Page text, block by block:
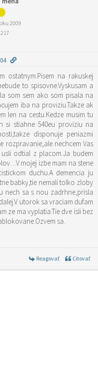
2009
ostatnym.Pisem na rakuskej
to spisovne.Vyskusam a
som sem ako som pisala na
iba na proviziu.Takze ak
len na cestu.Kedze musim tu
si stiahne 540eu proviziu na
disponuje peniazmi
nechcem Vas
odtial z placom.Ja budem
mojej izbe mam na stene
duchu.A demencia ju
babky,tie nemali tolko zloby
nech sa s nou zadrhne,prisla
utorok sa vraciam dufam
ze ma vyplatia.Tie dve isli bez
sa.
Reagovať Citovať